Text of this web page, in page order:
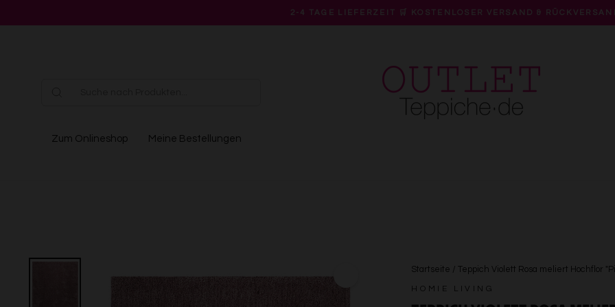
Pause
2-4 TAGE LIEFERZEIT 🛒 KOSTENLOSER VERSAND &
Zum Onlineshop Meine Bestellungen
Startseite / Teppich Violett Rosa meliert Hochflor
HOMIE LIVING